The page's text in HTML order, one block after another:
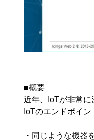
■概要
近年、IoTが非常に
IoTのエンドポイ
・同じような機器